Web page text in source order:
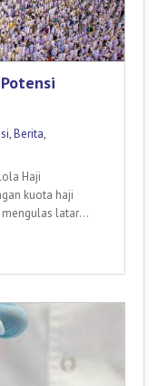
,Berita,
Haji
kuota haji
mengulas latar